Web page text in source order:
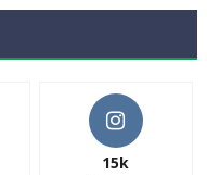
15k